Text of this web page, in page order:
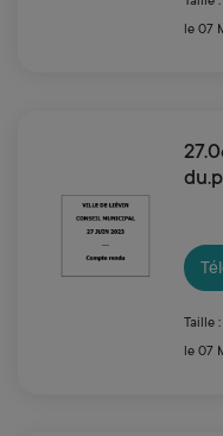
le 07
Taille
le 07